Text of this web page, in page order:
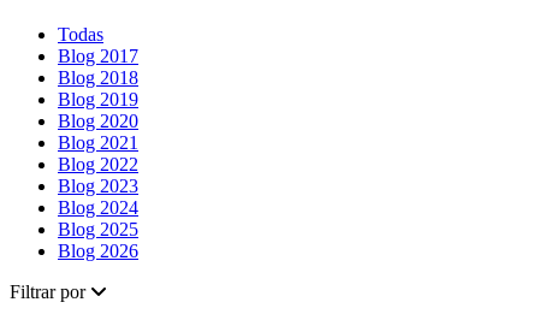
Todas
Blog 2017
Blog 2018
Blog 2019
Blog 2020
Blog 2021
Blog 2022
Blog 2023
Blog 2024
Blog 2025
Blog 2026
Filtrar por